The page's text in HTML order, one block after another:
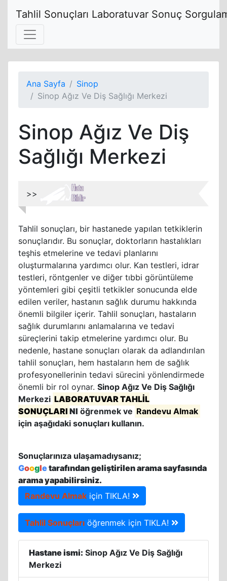
Tahlil Sonuçları Laboratuvar Sonuç
Ana Sayfa
Sinop
Sinop Ağız Ve Diş Sağlığı Merkezi
Sinop Ağız Ve Diş
Sağlığı Merkezi
>>
Tahlil sonuçları, bir hastanede yapılan tetkiklerin
sonuçlarıdır. Bu sonuçlar, doktorların hastalıkları
teşhis etmelerine ve tedavi planlarını
oluşturmalarına yardımcı olur. Kan testleri, idrar
testleri, röntgenler ve diğer tıbbi görüntüleme
yöntemleri gibi çeşitli tetkikler sonucunda elde
edilen veriler, hastanın sağlık durumu hakkında
önemli bilgiler içerir. Tahlil sonuçları, hastaların
sağlık durumlarını anlamalarına ve tedavi
süreçlerini takip etmelerine yardımcı olur. Bu
nedenle, hastane sonuçları olarak da adlandırılan
tahlil sonuçları, hem hastaların hem de sağlık
profesyonellerinin tedavi sürecini yönlendirmede
önemli bir rol oynar. Sinop Ağız Ve Diş Sağlığı
Merkezi LABORATUVAR TAHLİL
SONUÇLARI NI öğrenmek ve Randevu Almak
için aşağıdaki sonuçları kullanın.
Sonuçlarınıza ulaşamadıysanız;
Googletarafından geliştirilen arama sayfasında
arama yapabilirsiniz.
Randevu Almak için TIKLA!
Tahlil Sonuçları öğrenmek için TIKLA!
Hastane ismi: Sinop Ağız Ve Diş Sağlığı
Merkezi